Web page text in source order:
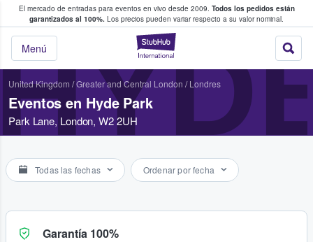
El mercado de entradas para eventos en vivo desde 2009. Todos los pedidos están
garantizados al 100%. Los precios pueden variar respecto a su valor nominal.
StubHub:
Menú
y venta de entradas entre fans
United Kingdom /Greater and Central London / Londres
Eventos en Hyde Park
Park Lane, London, W2 2UH
Todas las fechas Ordenar por fecha
Garantía 100%